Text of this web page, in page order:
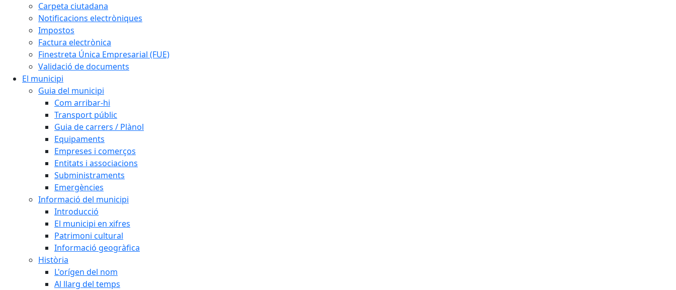
Carpeta ciutadana
Notificacions electròniques
Impostos
Factura electrònica
Finestreta Única Empresarial (FUE)
Validació de documents
El municipi
Guia del municipi
Com arribar-hi
Transport públic
Guia de carrers / Plànol
Equipaments
Empreses i comerços
Entitats i associacions
Subministraments
Emergències
Informació del municipi
Introducció
El municipi en xifres
Patrimoni cultural
Informació geogràfica
Història
L'orígen del nom
Al llarg del temps